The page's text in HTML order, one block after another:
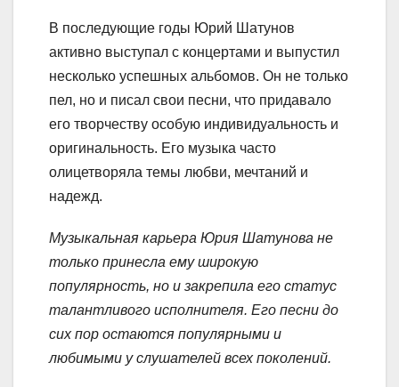
В последующие годы Юрий Шатунов
активно выступал с концертами и выпустил
несколько успешных альбомов. Он не только
пел, но и писал свои песни, что придавало
его творчеству особую индивидуальность и
оригинальность. Его музыка часто
олицетворяла темы любви, мечтаний и
надежд.
Музыкальная карьера Юрия Шатунова не
только принесла ему широкую
популярность, но и закрепила его статус
талантливого исполнителя. Его песни до
сих пор остаются популярными и
любимыми у слушателей всех поколений.